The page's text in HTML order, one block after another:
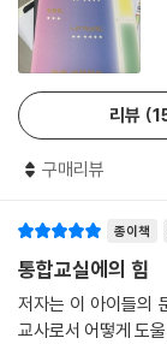
이 할 수 있는 일을 해
요한 것은 결국 어울
--- p.246
교사는 해야 할 일이
업무 외에도, 셀 수
만 관습적으로 교사
서 특수교육대상 학
관심을 쏟을 수 없다.
생이 되어 진학했을
지원사나 초·중·고등
체계의 개선이 필요
루지 못했다는 자책
으로도 잘 이루어지
리뷰
구매리뷰
종이책
통합교실에의 힘
저자는 이 아이들의
교사로서 어떻게 도